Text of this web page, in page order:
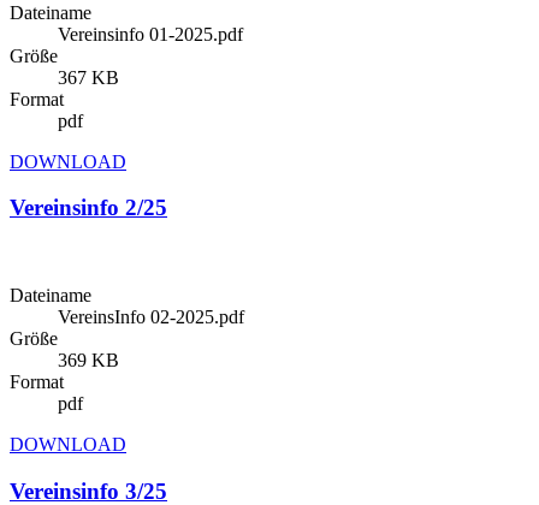
Dateiname
Vereinsinfo 01-2025.pdf
Größe
367 KB
Format
pdf
DOWNLOAD
Vereinsinfo 2/25
Dateiname
VereinsInfo 02-2025.pdf
Größe
369 KB
Format
pdf
DOWNLOAD
Vereinsinfo 3/25